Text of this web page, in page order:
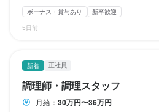
プライバシーポリシー
利用規約
ボーナス・賞与あり
新卒歓迎
5日前
新着 正社員
調理師・調理スタッフ
月給： 30万円〜36万円
インセンティブあり
試用期間
固定残業代
月30時間分（61,500円以上）の固定残
∟残業30時間に満たない場合も上記
インセンティブあり
試用期間
固定残業代
月30時間分（52,700円以上）の固定残
∟残業30時間に満たない場合も上記
インセンティブあり
試用期間
固定残業代
月30時間分（47,500円以上）の固定残